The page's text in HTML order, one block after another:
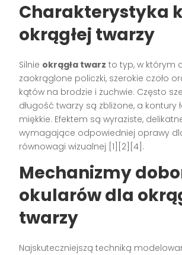
Charakterystyka
okrągłej twarzy
Silnie okrągła twarz to typ, w którym
zaokrąglone policzki, szerokie czoło
kątów na brodzie i żuchwie. Często
długość twarzy są zbliżone, a kontury
miękkie. Efektem są wyraziste,
wymagające odpowiedniej oprawy
równowagi wizualnej [1][2][4] .
Mechanizmy
okularów dla
twarzy
Najskuteczniejszą techniką